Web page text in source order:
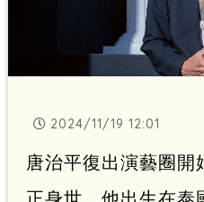
2024/11/19 12:01
唐治平復出演藝圈開
正身世，他出生在泰